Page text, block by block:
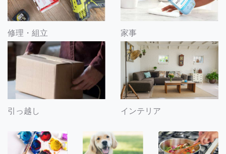
修理・組立 家事
引っ越し インテリア